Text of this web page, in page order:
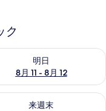
ク
明日
8月 11 - 8月 12
11 - 8月 12 の空室状
ック
来週末
8月 21 - 8月 23 の空室